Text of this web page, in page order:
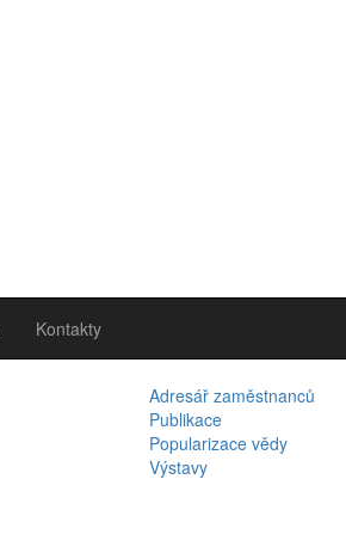
Kontakty
Adresář zaměstnanců
Publikace
Popularizace vědy
Výstavy